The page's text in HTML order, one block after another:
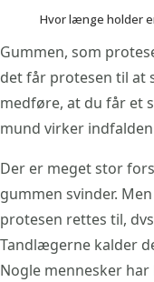
Hvor længe holder
Gummen, som
det får protesen til at
medføre, at du får et
mund virker
Der er meget stor
gummen svinder.
protesen rettes til,
Tandlægerne kalder
Nogle mennesker